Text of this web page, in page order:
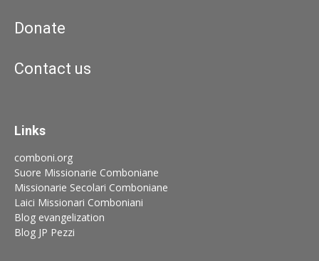
Donate
Contact us
Links
comboni.org
Suore Missionarie Comboniane
Missionarie Secolari Comboniane
Laici Missionari Comboniani
Blog evangelization
Blog JP Pezzi